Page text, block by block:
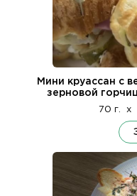
Мини круассан с
зерновой
70 г. x